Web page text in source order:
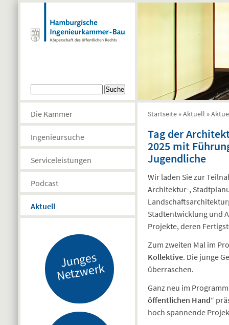
Direkt zum Inhalt
Suchformular
Die Kammer
Ingenieursuche
Serviceleistungen
Podcast
Aktuell
J
u
n
g
es
N
etz
w
er
k
Sie sind hier
Startseite »Aktuell »
Tag der
2025 mit
Jugendliche
Wir laden Sie zur
Architektur-,
Stadtentwicklung und
Projekte, deren
Zum zweiten Mal im
Kollektive. Die junge
überraschen.
Ganz neu im
öffentlichen Hand“
hoch spannende